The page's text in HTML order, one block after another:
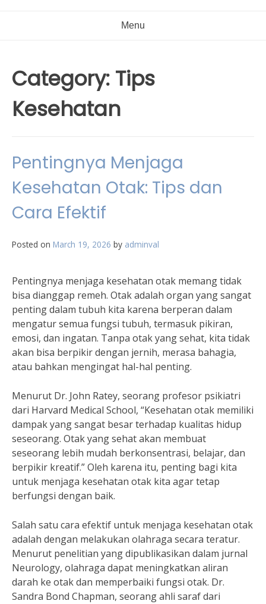
Menu
Category: Tips
Kesehatan
Pentingnya Menjaga
Kesehatan Otak: Tips dan
Cara Efektif
Posted on March 19, 2026 by adminval
Pentingnya menjaga kesehatan otak memang tidak
bisa dianggap remeh. Otak adalah organ yang sangat
penting dalam tubuh kita karena berperan dalam
mengatur semua fungsi tubuh, termasuk pikiran,
emosi, dan ingatan. Tanpa otak yang sehat, kita tidak
akan bisa berpikir dengan jernih, merasa bahagia,
atau bahkan mengingat hal-hal penting.
Menurut Dr. John Ratey, seorang profesor psikiatri
dari Harvard Medical School, “Kesehatan otak memiliki
dampak yang sangat besar terhadap kualitas hidup
seseorang. Otak yang sehat akan membuat
seseorang lebih mudah berkonsentrasi, belajar, dan
berpikir kreatif.” Oleh karena itu, penting bagi kita
untuk menjaga kesehatan otak kita agar tetap
berfungsi dengan baik.
Salah satu cara efektif untuk menjaga kesehatan otak
adalah dengan melakukan olahraga secara teratur.
Menurut penelitian yang dipublikasikan dalam jurnal
Neurology, olahraga dapat meningkatkan aliran
darah ke otak dan memperbaiki fungsi otak. Dr.
Sandra Bond Chapman, seorang ahli saraf dari